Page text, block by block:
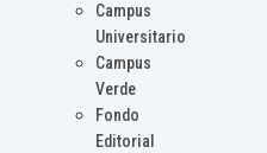
Campus
Universitario
Campus
Verde
Fondo
Editorial